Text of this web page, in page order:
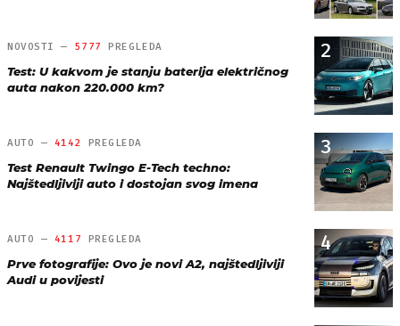
2
NOVOSTI — 5777 PREGLEDA
Test: U kakvom je stanju baterija električnog
auta nakon 220.000 km?
3
AUTO — 4142 PREGLEDA
Test Renault Twingo E-Tech techno:
Najštedljiviji auto i dostojan svog imena
4
AUTO — 4117 PREGLEDA
Prve fotografije: Ovo je novi A2, najštedljiviji
Audi u povijesti